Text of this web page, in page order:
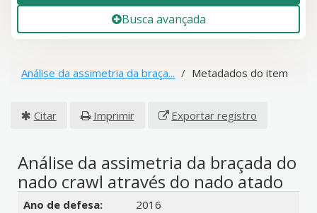
Busca avançada
Análise da assimetria da braça... Metadados do item
Citar Imprimir Exportar registro
Análise da assimetria da braçada do
nado crawl através do nado atado
Detalhes bibliográficos
Ano de defesa:
2016